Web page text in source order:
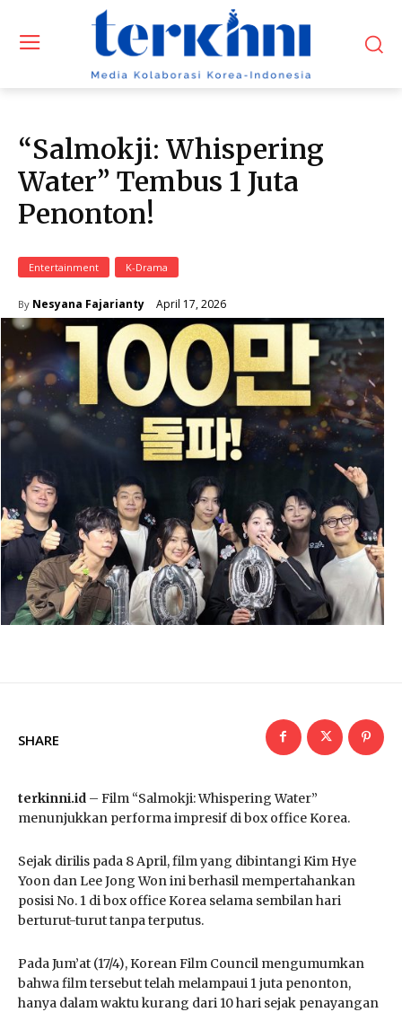
“Salmokji: Whispering
Water” Tembus 1 Juta
Penonton!
Entertainment K-Drama
By Nesyana Fajarianty April 17, 2026
SHARE
terkinni.id – Film “Salmokji: Whispering Water”
menunjukkan performa impresif di box office Korea.
Sejak dirilis pada 8 April, film yang dibintangi Kim Hye
Yoon dan Lee Jong Won ini berhasil mempertahankan
posisi No. 1 di box office Korea selama sembilan hari
berturut-turut tanpa terputus.
Pada Jum’at (17/4), Korean Film Council mengumumkan
bahwa film tersebut telah melampaui 1 juta penonton,
hanya dalam waktu kurang dari 10 hari sejak penayangan